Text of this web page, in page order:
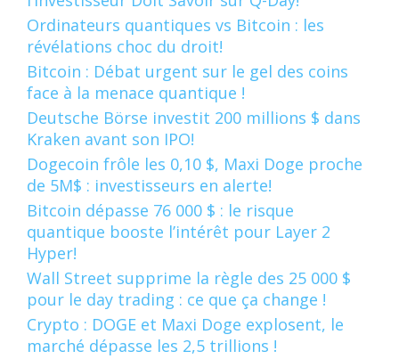
Ordinateurs quantiques vs Bitcoin : les
révélations choc du droit!
Bitcoin : Débat urgent sur le gel des coins
face à la menace quantique !
Deutsche Börse investit 200 millions $ dans
Kraken avant son IPO!
Dogecoin frôle les 0,10 $, Maxi Doge proche
de 5M$ : investisseurs en alerte!
Bitcoin dépasse 76 000 $ : le risque
quantique booste l’intérêt pour Layer 2
Hyper!
Wall Street supprime la règle des 25 000 $
pour le day trading : ce que ça change !
Crypto : DOGE et Maxi Doge explosent, le
marché dépasse les 2,5 trillions !